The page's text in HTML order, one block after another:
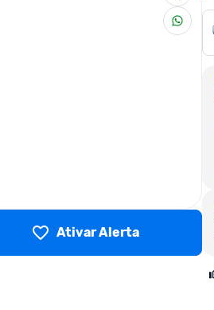
Ativar Alerta